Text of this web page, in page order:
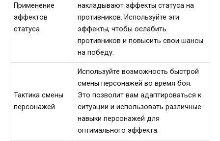
Применение
эффектов
статуса
накладывают эффекты статуса на
противников. Используйте эти
эффекты, чтобы ослабить
противников и повысить свои шансы
на победу.
Тактика смены
персонажей
Используйте возможность быстрой
смены персонажей во время боя.
Это позволит вам адаптироваться к
ситуации и использовать различные
навыки персонажей для
оптимального эффекта.